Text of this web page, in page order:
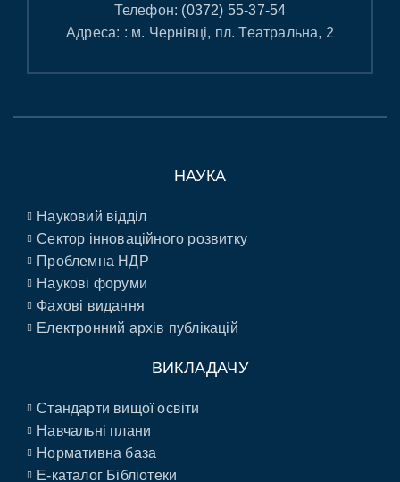
Телефон: (0372) 55-37-54
Адреса: : м. Чернівці, пл. Театральна, 2
НАУКА
Науковий відділ
Сектор інноваційного розвитку
Проблемна НДР
Наукові форуми
Фахові видання
Електронний архів публікацій
ВИКЛАДАЧУ
Стандарти вищої освіти
Навчальні плани
Нормативна база
E-каталог Бібліотеки